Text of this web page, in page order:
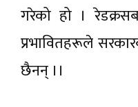
गरेको हो ।
प्रभावितहरूले
छैनन् ।।